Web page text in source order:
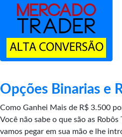
Opções Binarias e
Como Ganhei Mais de R$ 3.500
Você não sabe o que são as Robôs
vamos pegar em sua mão e lhe